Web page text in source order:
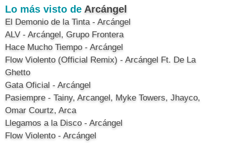
Lo más visto de Arcángel
El Demonio de la Tinta - Arcángel
ALV - Arcángel, Grupo Frontera
Hace Mucho Tiempo - Arcángel
Flow Violento (Official Remix) - Arcángel Ft. De La
Ghetto
Gata Oficial - Arcángel
Pasiempre - Tainy, Arcangel, Myke Towers, Jhayco,
Omar Courtz, Arca
Llegamos a la Disco - Arcángel
Flow Violento - Arcángel